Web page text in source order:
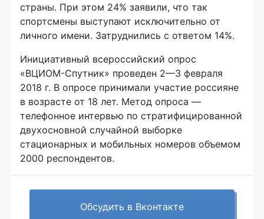
страны. При этом 24% заявили, что так
спортсмены выступают исключительно от
личного имени. Затруднились с ответом 14%.
Инициативный всероссийский опрос
«ВЦИОМ-Спутник» проведен 2—3 февраля
2018 г. В опросе принимали участие россияне
в возрасте от 18 лет. Метод опроса —
телефонное интервью по стратифицированной
двухосновной случайной выборке
стационарных и мобильных номеров объемом
2000 респондентов.
Обсудить в Вконтакте